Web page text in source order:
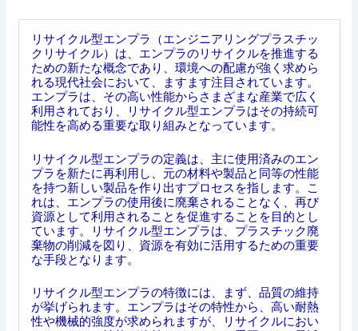
リサイクル型エンプラ（エンジニアリングプラスチッ
クリサイクル）は、エンプラのリサイクルを推進する
ための新たな概念であり、環境への配慮が強く求めら
れる現代社会において、ますます注目されています。
エンプラは、その高い性能からさまざまな産業で広く
利用されており、リサイクル型エンプラはその持続可
能性を高める重要な取り組みとなっています。
リサイクル型エンプラの定義は、主に使用済みのエン
プラを新たに再利用し、元の材料や製品と同等の性能
を持つ新しい製品を作り出すプロセスを指します。こ
れは、エンプラの使用後に廃棄されることなく、再び
資源として利用されることを促進することを目的とし
ています。リサイクル型エンプラは、プラスチック廃
棄物の削減を図り、資源を有効に活用するための重要
な手段となります。
リサイクル型エンプラの特徴には、まず、品質の維持
が挙げられます。エンプラはその特性から、高い耐熱
性や機械的強度が求められますが、リサイクルにおい